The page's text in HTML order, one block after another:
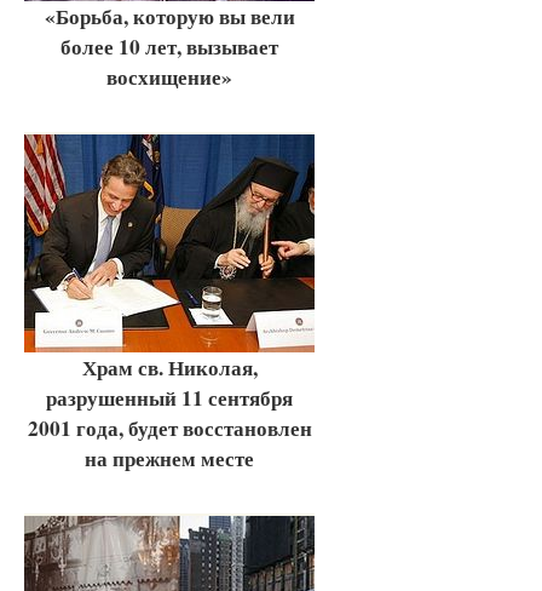
«Борьба, которую вы вели
более 10 лет, вызывает
восхищение»
Храм св. Николая,
разрушенный 11 сентября
2001 года, будет восстановлен
на прежнем месте